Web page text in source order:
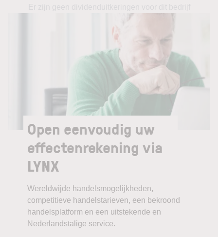
Open eenvoudig uw
effectenrekening via
LYNX
Wereldwijde handelsmogelijkheden,
competitieve handelstarieven, een bekroond
handelsplatform en een uitstekende en
Nederlandstalige service.